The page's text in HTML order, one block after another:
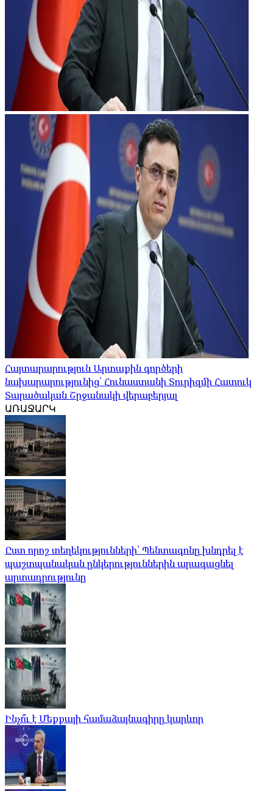
Հայտարարություն Արտաքին գործերի
նախարարությունից՝ Հունաստանի Տուրիզմի Հատուկ
Տարածական Շրջանակի վերաբերյալ
ԱՌԱՋԱՐԿ
Ըստ որոշ տեղեկությունների՝ Պենտագոնը խնդրել է
պաշտպանական ընկերություններին արագացնել
արտադրությունը
Ինչո՞ւ է Մեքքայի համաձայնագիրը կարևոր